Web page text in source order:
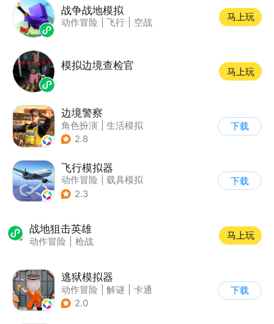
战争战地模拟
动作冒险 飞行 空战
马上玩
模拟边境查检官
马上玩
边境警察
角色扮演
生活模拟
| 写实
2.8
下载
飞行模拟器
动作冒险
载具模拟
| 飞机
2.3
下载
战地狙击英雄
动作冒险 枪战
马上玩
逃狱模拟器
动作冒险 解谜
卡通
| 模拟
2.0
下载